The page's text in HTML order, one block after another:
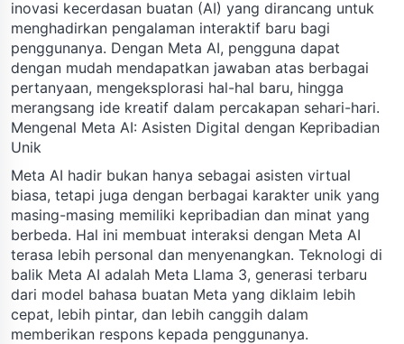
inovasi kecerdasan buatan (AI) yang dirancang untuk
menghadirkan pengalaman interaktif baru bagi
penggunanya. Dengan Meta AI, pengguna dapat
dengan mudah mendapatkan jawaban atas berbagai
pertanyaan, mengeksplorasi hal-hal baru, hingga
merangsang ide kreatif dalam percakapan sehari-hari.
Mengenal Meta AI: Asisten Digital dengan Kepribadian
Unik
Meta AI hadir bukan hanya sebagai asisten virtual
biasa, tetapi juga dengan berbagai karakter unik yang
masing-masing memiliki kepribadian dan minat yang
berbeda. Hal ini membuat interaksi dengan Meta AI
terasa lebih personal dan menyenangkan. Teknologi di
balik Meta AI adalah Meta Llama 3, generasi terbaru
dari model bahasa buatan Meta yang diklaim lebih
cepat, lebih pintar, dan lebih canggih dalam
memberikan respons kepada penggunanya.